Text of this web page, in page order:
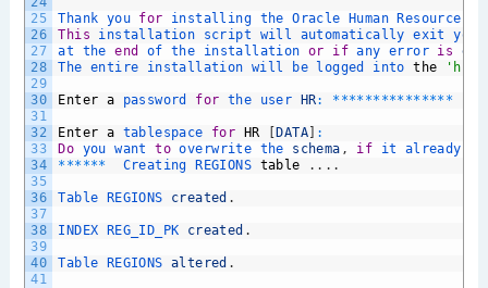
25
26
27
28
29
30
31
32
33
34
35
36
37
38
39
40
41
Thank you for installing the Oracle Human Resources
This
installation script will automatically exit
at the end of the installation or if any error is
The entire installation will be logged into the
Enter a password for the user HR: * *** ** *** ** *** *
Enter a tablespace for HR [DATA] :
Do you want to overwrite the schema , if it already
* ** *** Creating REGIONS table . . . .
Table REGIONS created .
INDEX REG_ID_PK created .
Table REGIONS altered .